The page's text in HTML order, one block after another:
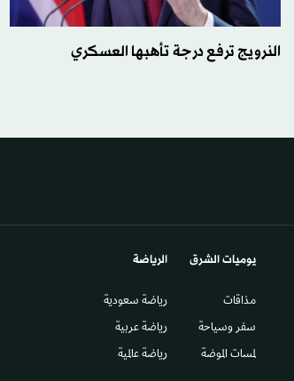
النرويج ترفع درجة تأهبها العسكري
يوميات الشرق​
مذاقات
سفر وسياحة
لمسات الموضة
الرياضة
رياضة سعودية
رياضة عربية
رياضة عالمية